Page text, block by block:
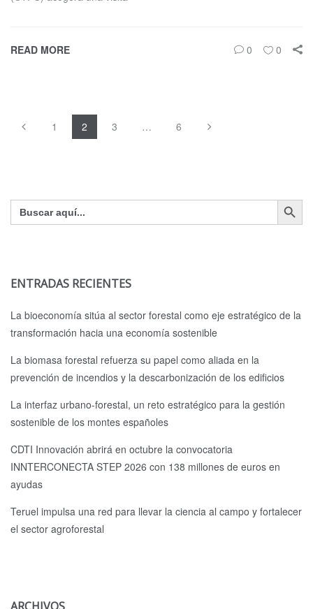
READ MORE 0 0
1 2 3 … 6
Buscar: Botón de
ENTRADAS RECIENTES
La bioeconomía sitúa al sector forestal como eje estratégico de la
transformación hacia una economía sostenible
La biomasa forestal refuerza su papel como aliada en la
prevención de incendios y la descarbonización de los edificios
La interfaz urbano-forestal, un reto estratégico para la gestión
sostenible de los montes españoles
CDTI Innovación abrirá en octubre la convocatoria
INNTERCONECTA STEP 2026 con 138 millones de euros en
ayudas
Teruel impulsa una red para llevar la ciencia al campo y fortalecer
el sector agroforestal